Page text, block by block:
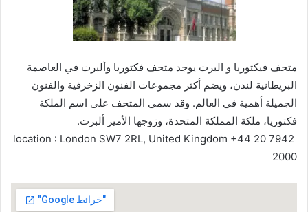
متحف فيكتوريا و البرت يوجد متحف فكتوريا وألبرت في العاصمة
البريطانية لندن، ويضم أكثر مجموعات الفنون الزخرفية والفنون
الجميلة أهمية في العالم. وقد سمي المتحف على اسم الملكة
فكتوريا، ملكة المملكة المتحدة، وزوجها الأمير ألبرت.
location : London SW7 2RL, United Kingdom +44 20 7942
2000